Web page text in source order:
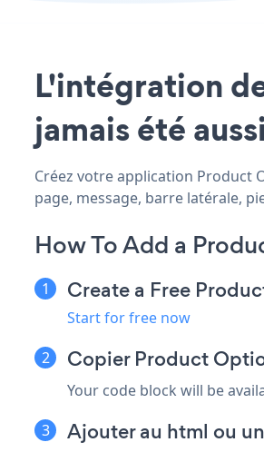
L'intégration
jamais été
Créez votre application Product
page, message, barre latérale,
How To Add a
Create a Free
Start for free now
Copier Product
Your code block will be
Ajouter au html ou